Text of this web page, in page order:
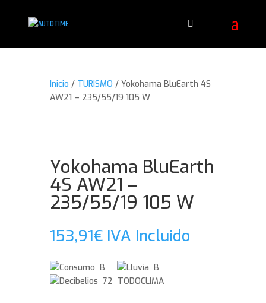
Inicio / TURISMO / Yokohama BluEarth 4S
AW21 – 235/55/19 105 W
Yokohama BluEarth
4S AW21 –
235/55/19 105 W
153,91€ IVA Incluido
B
B
72 TODOCLIMA